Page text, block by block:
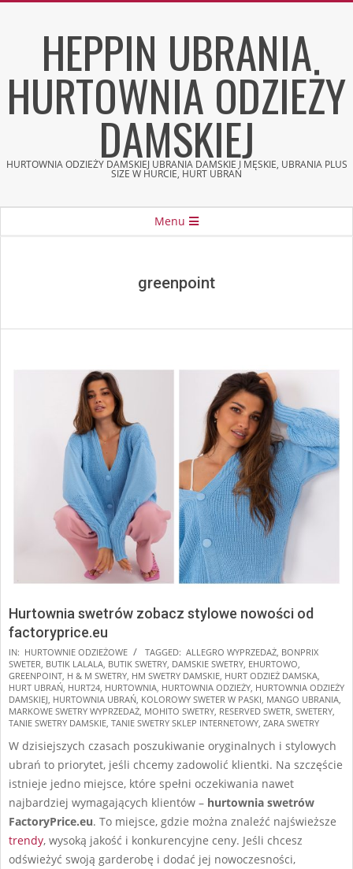
HEPPIN UBRANIA
HURTOWNIA ODZIEŻY
DAMSKIEJ
HURTOWNIA ODZIEŻY DAMSKIEJ UBRANIA DAMSKIE I MĘSKIE, UBRANIA PLUS
SIZE W HURCIE, HURT UBRAŃ
Menu
greenpoint
Hurtownia swetrów zobacz stylowe nowości od
factoryprice.eu
2026-
01-
28
IN: HURTOWNIE ODZIEŻOWE TAGGED: ALLEGRO WYPRZEDAŻ BONPRIX
SWETER BUTIK LALALA BUTIK SWETRY DAMSKIE SWETRY EHURTOWO
GREENPOINT H & M SWETRY HM SWETRY DAMSKIE HURT ODZIEŻ DAMSKA
HURT UBRAŃ HURT24 HURTOWNIA HURTOWNIA ODZIEŻY HURTOWNIA ODZIEŻY
DAMSKIEJ HURTOWNIA UBRAŃ KOLOROWY SWETER W PASKI MANGO UBRANIA
MARKOWE SWETRY WYPRZEDAŻ MOHITO SWETRY RESERVED SWETR SWETERY
TANIE SWETRY DAMSKIE TANIE SWETRY SKLEP INTERNETOWY ZARA SWETRY
W dzisiejszych czasach poszukiwanie oryginalnych i stylowych
ubrań to priorytet, jeśli chcemy zadowolić klientki. Na szczęście
istnieje jedno miejsce, które spełni oczekiwania nawet
najbardziej wymagających klientów – hurtownia swetrów
FactoryPrice.eu. To miejsce, gdzie można znaleźć najświeższe
trendy, wysoką jakość i konkurencyjne ceny. Jeśli chcesz
odświeżyć swoją garderobę i dodać jej nowoczesności,